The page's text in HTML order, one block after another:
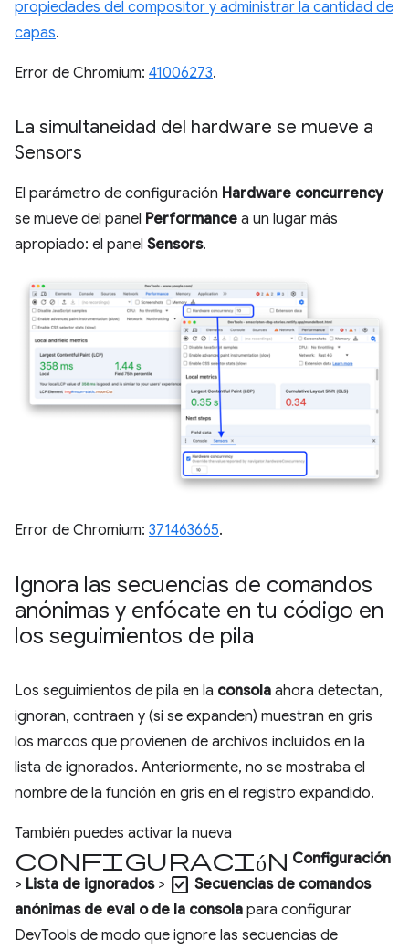
propiedades del compositor y administrar la cantidad de
capas.
Error de Chromium: 41006273.
La simultaneidad del hardware se mueve a
Sensors
El parámetro de configuración Hardware concurrency
se mueve del panel Performance a un lugar más
apropiado: el panel Sensors.
Error de Chromium: 371463665.
Ignora las secuencias de comandos
anónimas y enfócate en tu código en
los seguimientos de pila
Los seguimientos de pila en la consola ahora detectan,
ignoran, contraen y (si se expanden) muestran en gris
los marcos que provienen de archivos incluidos en la
lista de ignorados. Anteriormente, no se mostraba el
nombre de la función en gris en el registro expandido.
También puedes activar la nueva
configuración Configuración
> Lista de ignorados> check_box Secuencias de comandos
anónimas de eval o de la consola para configurar
DevTools de modo que ignore las secuencias de